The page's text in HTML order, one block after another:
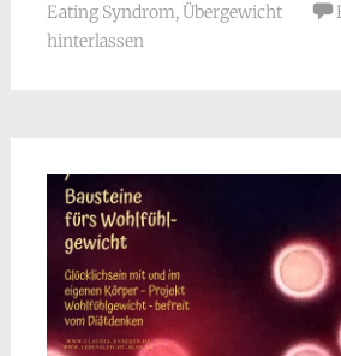
Eating Syndrom,Übergewicht
hinterlassen